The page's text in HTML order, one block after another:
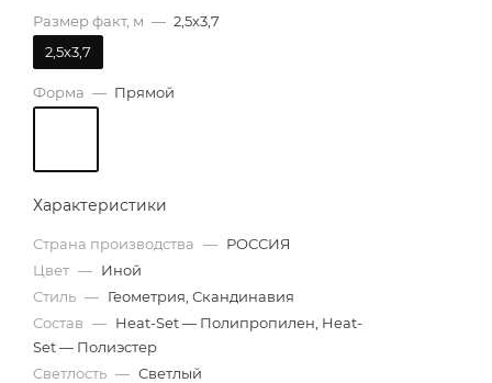
Размер факт, м — 2,5х3,7
2,5х3,7
Форма — Прямой
Характеристики
Страна производства — РОССИЯ
Цвет — Иной
Стиль — Геометрия, Скандинавия
Состав — Heat-Set — Полипропилен, Heat-
Set — Полиэстер
Светлость — Светлый